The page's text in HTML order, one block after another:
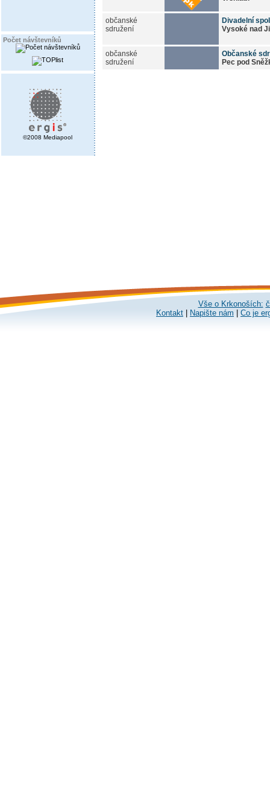
Počet návštevníků
©2008 Mediapool
občanské
sdružení
Divadelní
Vysoké nad
občanské
sdružení
Občanské
Pec pod
Vše o Krkonoších:
Kontakt
Napište nám Co je